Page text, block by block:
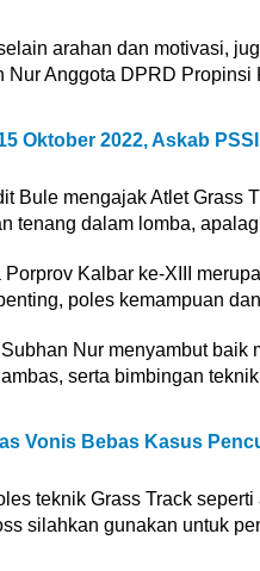
arahan dan motivasi,
Nur Anggota DPRD
Oktober 2022, Askab
Bule mengajak Atlet Grass
tenang dalam lomba,
Porprov Kalbar ke-XIII
poles kemampuan
Nur menyambut baik
serta bimbingan
Vonis Bebas Kasus
teknik Grass Track
silahkan gunakan untuk